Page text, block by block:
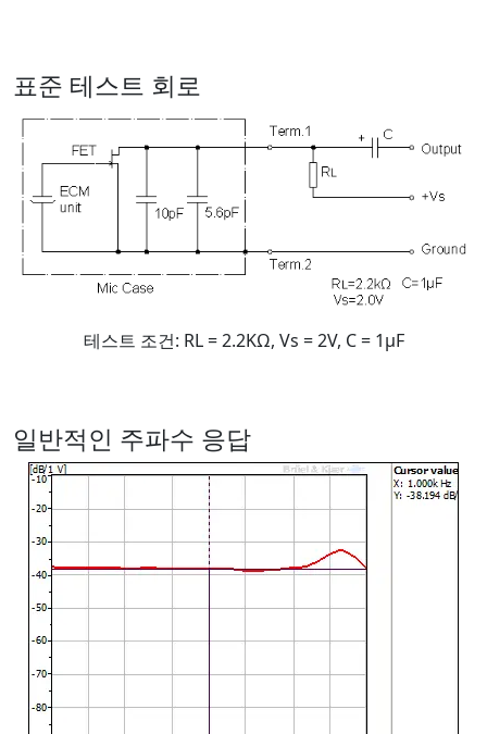
표준 테스트 회로
테스트 조건: RL = 2.2KΩ, Vs = 2V, C = 1μF
일반적인 주파수 응답